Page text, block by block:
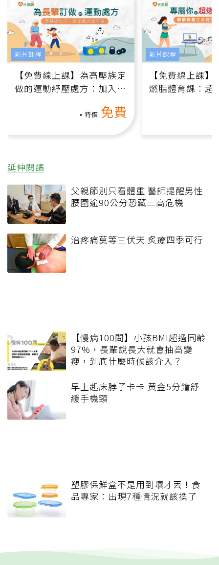
【免費線上課】為高壓族定
做的運動紓壓處方：加入行
特價 免費
影片課程
【免費線上課
燃脂體育課：超
影片課程
延伸閱讀
父親節別只看體重 醫師提醒男性
腰圍逾90公分恐藏三高危機
治疼痛莫等三伏天 炙療四季可行
【慢病100問】小孩BMI超過同齡
97%，長輩說長大就會抽高變
瘦，到底什麼時候該介入？
早上起床脖子卡卡 黃金5分鐘舒
緩手機頸
塑膠保鮮盒不是用到壞才丟！食
品專家：出現7種情況就該換了